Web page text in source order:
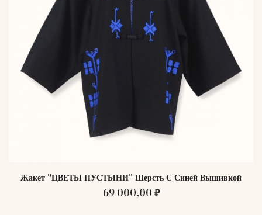
Жакет "ЦВЕТЫ ПУСТЫНИ" Шерсть С Синей Вышивкой
69 000,00 ₽